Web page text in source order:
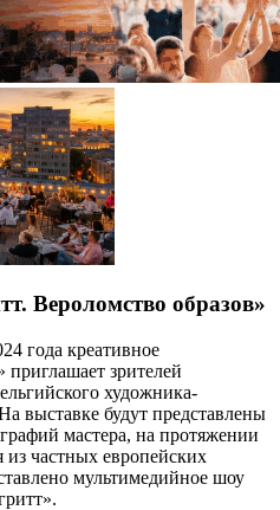
Вероломство образов»
года креативное
зрителей
художника-
выставке будут представлены
мастера, на протяжении
из частных европейских
мультимедийное шоу